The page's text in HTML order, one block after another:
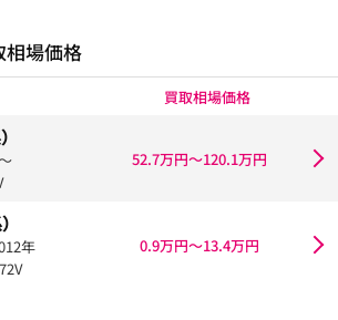
相場価格
買取相場価格
52.7万円〜120.1万円
年
0.9万円〜13.4万円